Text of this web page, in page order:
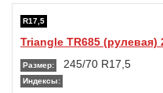
R17,5
Triangle TR685 (рулевая)
Размер: 245/70 R17,5
Индексы: